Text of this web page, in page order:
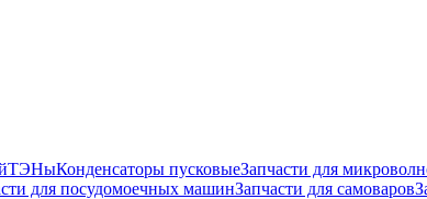
ТЭНыКонденсаторы пусковыеЗапчасти для
для посудомоечных машинЗапчасти для самоваров